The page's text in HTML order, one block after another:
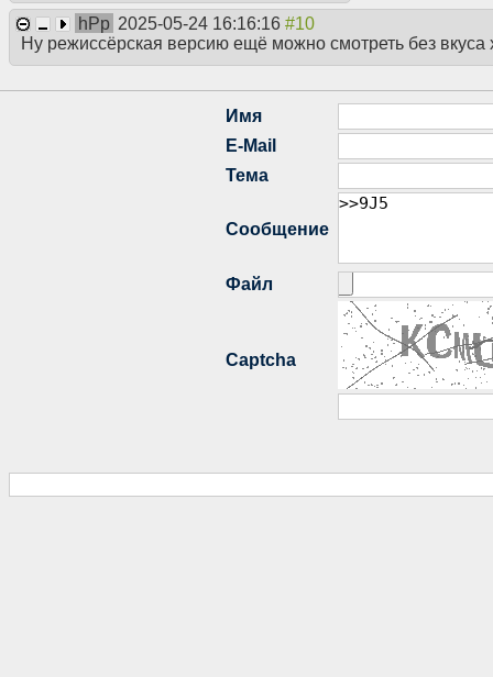
hPp 2025-05-24 16:16:16
Ну режиссёрская версию ещё можно смотреть без вкуса